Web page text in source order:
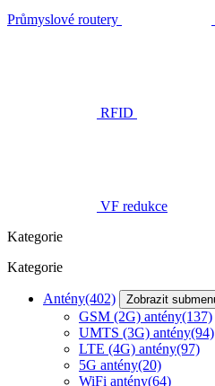
Průmyslové routery
RFID
VF redukce
Kategorie
Kategorie
Antény(402) Zobrazit
GSM (2G) antény(137)
UMTS (3G) antény(94)
LTE (4G) antény(97)
5G antény(20)
WiFi antény(64)